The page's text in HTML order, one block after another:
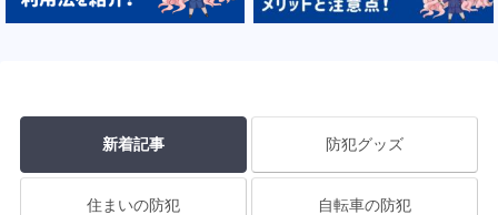
新着記事 防犯グッズ
住まいの防犯 自転車の防犯